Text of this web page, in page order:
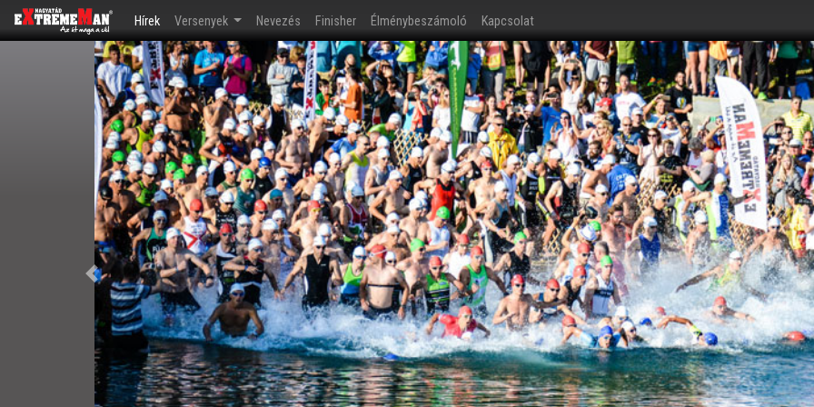
Hírek(current)
Versenyek Nevezés Finisher Élménybeszámoló Kapcsolat
Előző